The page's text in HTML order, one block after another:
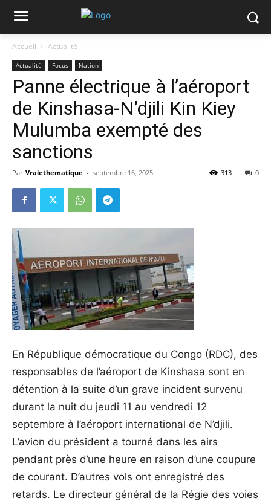
Accueil Actualité
Actualité Focus Nation
Panne électrique à l’aéroport
de Kinshasa-N’djili Kin Kiey
Mulumba exempté des
sanctions
Par Vraiethematique - septembre 16, 2025 0
313
En République démocratique du Congo (RDC), des
responsables de l’aéroport de Kinshasa sont en
détention à la suite d’un grave incident survenu
durant la nuit du jeudi 11 au vendredi 12
septembre à l’aéroport international de N’djili.
L’avion du président a tourné dans les airs
pendant près d’une heure en raison d’une coupure
de courant. D’autres vols ont enregistré des
retards. Le directeur général de la Régie des voies